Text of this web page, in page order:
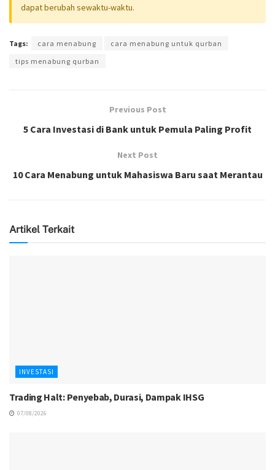
dapat berubah sewaktu-waktu.
Tags: cara menabung
cara menabung untuk qurban
tips menabung qurban
Previous Post
5 Cara Investasi di Bank untuk Pemula Paling Profit
Next Post
10 Cara Menabung untuk Mahasiswa Baru saat Merantau
Artikel Terkait
INVESTASI
Trading Halt: Penyebab, Durasi, Dampak IHSG
07/08/2026